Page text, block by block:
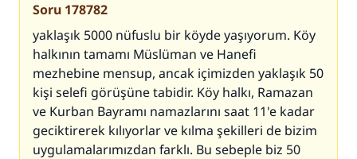
Soru 178782
yaklaşık 5000 nüfuslu bir köyde yaşıyorum. Köy
halkının tamamı Müslüman ve Hanefi
mezhebine mensup, ancak içimizden yaklaşık 50
kişi selefi görüşüne tabidir. Köy halkı, Ramazan
ve Kurban Bayramı namazlarını saat 11'e kadar
geciktirerek kılıyorlar ve kılma şekilleri de bizim
uygulamalarımızdan farklı. Bu sebeple biz 50